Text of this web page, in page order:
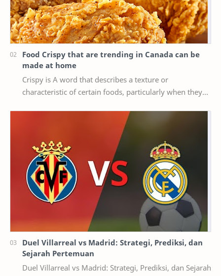
Food Crispy that are trending in Canada can be
made at home
Crispy is A word that describes a texture or
characteristic of certain foods, particularly when they
Duel Villarreal vs Madrid: Strategi, Prediksi, dan
Sejarah Pertemuan
Duel Villarreal vs Madrid: Strategi, Prediksi, dan Sejarah